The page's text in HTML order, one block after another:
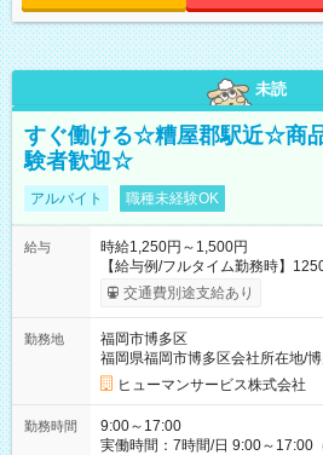
未読
すぐ働ける☆糟屋郡駅近☆商
験者歓迎☆
アルバイト 職種未経験OK
給与
時給1,250円～1,500円
【給与例/フルタイム勤務時】
値）=183,750円 別途交通費支給
支給、 フルタイムの募集になりますが、働く日数や時間につい
ど）は、ご希望状況をヒヤリング
す。応募時に、ご相談頂きます様お願いし
関、駐車
交通費別途支給あり
勤務地
福岡市博多区
福岡県福岡市博多区会社所在地/
ヒューマンサービス株式会社
勤務時間
9:00～17:00
実働時間：7時間/日 9:00～17:00（休憩１ｈ）